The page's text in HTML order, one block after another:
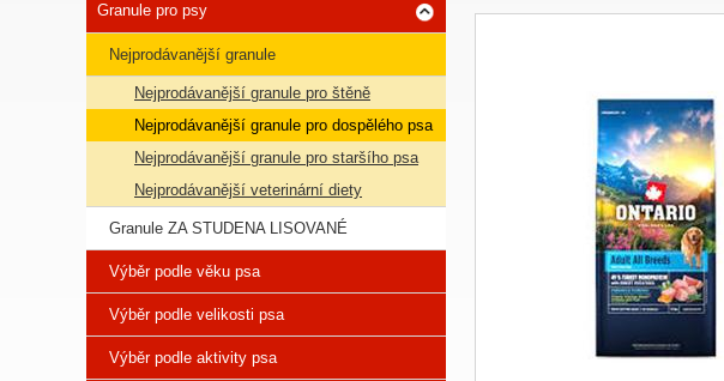
Granule pro psy
Nejprodávanější granule
Nejprodávanější granule pro štěně
Nejprodávanější granule pro dospělého psa
Nejprodávanější granule pro staršího psa
Nejprodávanější veterinární diety
Granule ZA STUDENA LISOVANÉ
Výběr podle věku psa
Výběr podle velikosti psa
Výběr podle aktivity psa